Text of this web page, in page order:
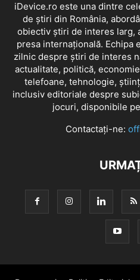
iDevice.ro este una dintre
de știri din România,
obiectiv știri de interes larg,
presa internațională. Echipa
zilnic despre știri de interes
actualitate, politică,
telefoane, tehnologie,
inclusiv editoriale despre
jocuri, disponibile
Contactați-ne: